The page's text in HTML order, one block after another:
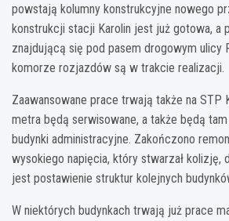
powstają kolumny konstrukcyjne nowego
konstrukcji stacji Karolin jest już gotowa, a
znajdującą się pod pasem drogowym ulicy
komorze rozjazdów są w trakcie realizacji.
Zaawansowane prace trwają także na STP
metra będą serwisowane, a także będą
budynki administracyjne. Zakończono
wysokiego napięcia, który stwarzał kolizję,
jest postawienie struktur kolejnych
W niektórych budynkach trwają już prace